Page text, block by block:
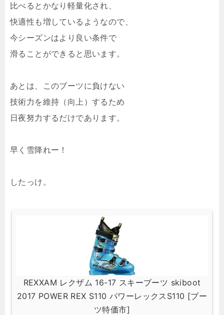
比べるとかなり軽量化され、
快適性も増しているようなので、
今シーズンはより良い条件で
滑ることができると思います。
あとは、このブーツに負けない
技術力を維持（向上）するため
日夜努力するだけであります。
早く雪降れー！
したっけ。
REXXAM レクザム 16-17 スキーブーツ skiboot
2017 POWER REX S110 パワーレックスS110 [ブー
ツ特価市]